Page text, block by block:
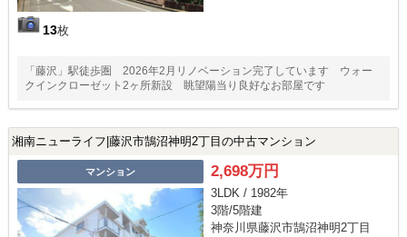
13枚
「藤沢」駅徒歩圏 2026年2月リノベーション完了しています ウォー
クインクローゼット2ヶ所新設 眺望陽当り良好なお部屋です
湘南ニューライフ|藤沢市鵠沼神明2丁目の中古マンション
マンション 2,698万円
3LDK / 1982年
3階/5階建
神奈川県藤沢市鵠沼神明2丁目